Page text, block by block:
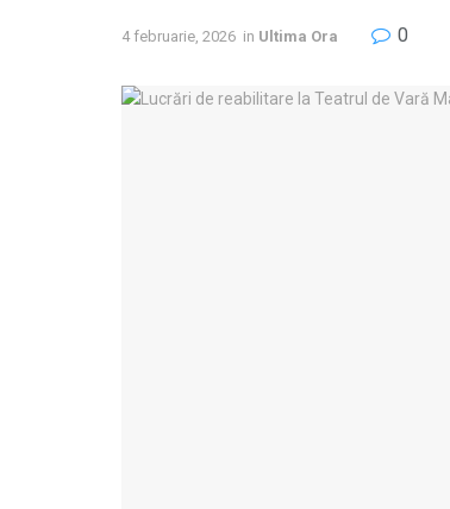
4 februarie, 2026 in Ultima Ora 0